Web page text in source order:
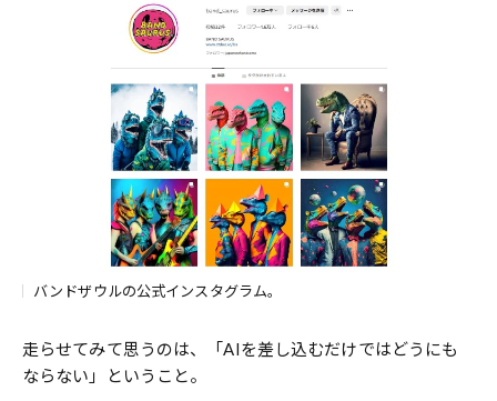
バンドザウルの公式インスタグラム。
走らせてみて思うのは、「AIを差し込むだけではどうにも
ならない」ということ。